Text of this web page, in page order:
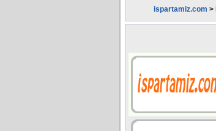
ispartamiz.com >